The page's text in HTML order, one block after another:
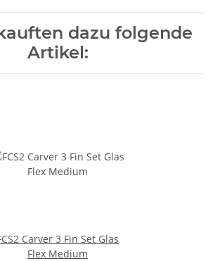
dazu folgende
Artikel:
Carver 3 Fin Set Glas
Flex Medium